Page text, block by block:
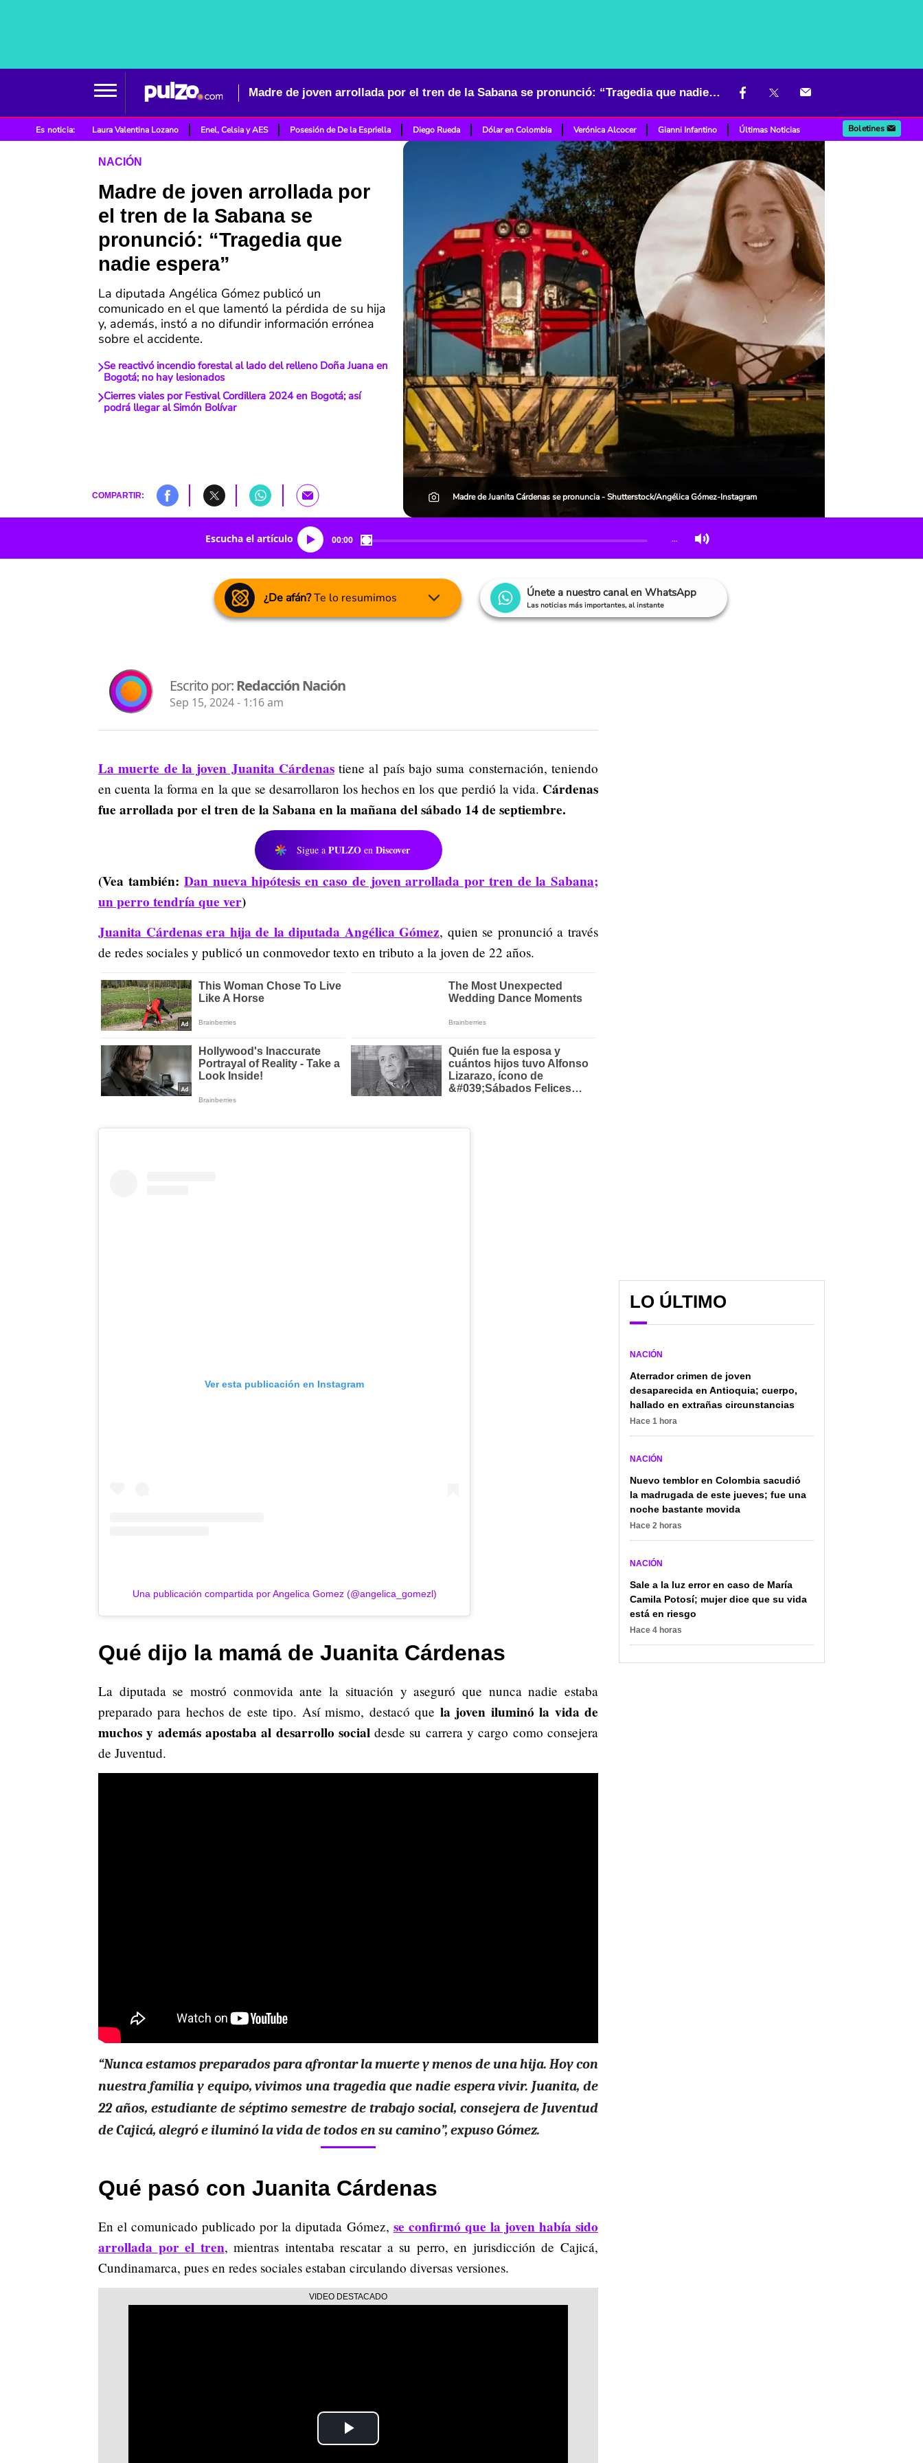
Madre de joven arrollada por el tren de la Sabana se pronunció: “Tragedia que nadie espera”
Es noticia: Laura Valentina Lozano Enel, Celsia y AES Posesión de De la Espriella Diego Rueda Dólar en Colombia Verónica Alcocer Gianni Infantino Últimas Noticias Boletines
NACIÓN
Madre de joven arrollada por
el tren de la Sabana se
pronunció: “Tragedia que
nadie espera”
La diputada Angélica Gómez publicó un
comunicado en el que lamentó la pérdida de su hija
y, además, instó a no difundir información errónea
sobre el accidente.
Se reactivó incendio forestal al lado del relleno Doña Juana en
Bogotá; no hay lesionados
Cierres viales por Festival Cordillera 2024 en Bogotá; así
podrá llegar al Simón Bolívar
COMPARTIR: Madre de Juanita Cárdenas se pronuncia - Shutterstock/Angélica Gómez-Instagram
Escucha el artículo 00:00 …
¿De afán?Te lo resumimos Únete a nuestro canal en WhatsApp
Las noticias más importantes, al instante
Escrito por:Redacción Nación
Sep 15, 2024 - 1:16 am
La muerte de la joven Juanita Cárdenastiene al país bajo suma consternación, teniendo
en cuenta la forma en la que se desarrollaron los hechos en los que perdió la vida. Cárdenas
fue arrollada por el tren de la Sabana en la mañana del sábado 14 de septiembre.
Sigue a PULZO en Discover
(Vea también:Dan nueva hipótesis en caso de joven arrollada por tren de la Sabana;
un perro tendría que ver)
Juanita Cárdenas era hija de la diputada Angélica Gómez, quien se pronunció a través
de redes sociales y publicó un conmovedor texto en tributo a la joven de 22 años.
Ver esta publicación en Instagram
Una publicación compartida por Angelica Gomez (@angelica_gomezl)
Qué dijo la mamá de Juanita Cárdenas
La diputada se mostró conmovida ante la situación y aseguró que nunca nadie estaba
preparado para hechos de este tipo. Así mismo, destacó que la joven iluminó la vida de
muchos y además apostaba al desarrollo socialdesde su carrera y cargo como consejera
de Juventud.
“Nunca estamos preparados para afrontar la muerte y menos de una hija. Hoy con
nuestra familia y equipo, vivimos una tragedia que nadie espera vivir. Juanita, de
22 años, estudiante de séptimo semestre de trabajo social, consejera de Juventud
de Cajicá, alegró e iluminó la vida de todos en su camino”, expuso Gómez.
Qué pasó con Juanita Cárdenas
En el comunicado publicado por la diputada Gómez, se confirmó que la joven había sido
arrollada por el tren, mientras intentaba rescatar a su perro, en jurisdicción de Cajicá,
Cundinamarca, pues en redes sociales estaban circulando diversas versiones.
Play
LO ÚLTIMO
NACIÓN
Aterrador crimen de joven
desaparecida en Antioquia; cuerpo,
hallado en extrañas circunstancias
Hace 1 hora
NACIÓN
Nuevo temblor en Colombia sacudió
la madrugada de este jueves; fue una
noche bastante movida
Hace 2 horas
NACIÓN
Sale a la luz error en caso de María
Camila Potosí; mujer dice que su vida
está en riesgo
Hace 4 horas